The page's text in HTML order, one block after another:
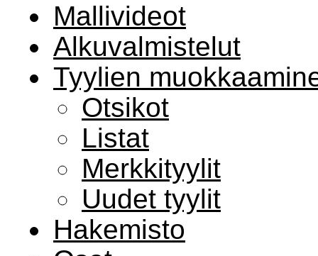
Mallivideot
Alkuvalmistelut
Tyylien
Otsikot
Listat
Merkkityylit
Uudet tyylit
Hakemisto